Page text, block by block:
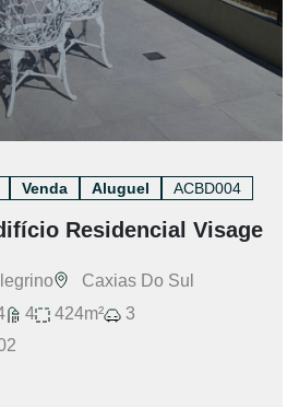
Venda Aluguel ACBD004
Residencial Visage
Caxias Do Sul
4 424m²
3